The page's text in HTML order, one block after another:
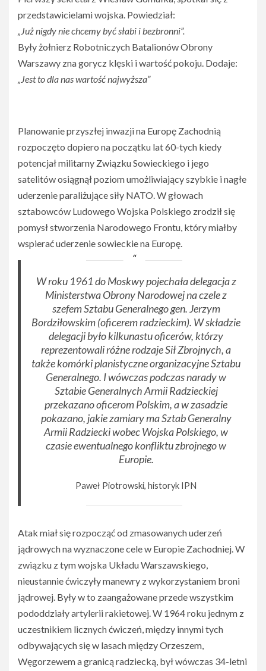
przedstawicielami wojska. Powiedział:
„Już nigdy nie chcemy być słabi i bezbronni”.
Były żołnierz Robotniczych Batalionów Obrony
Warszawy zna gorycz klęski i wartość pokoju. Dodaje:
„Jest to dla nas wartość najwyższa”
Planowanie przyszłej inwazji na Europę Zachodnią
rozpoczęto dopiero na początku lat 60-tych kiedy
potencjał militarny Związku Sowieckiego i jego
satelitów osiągnął poziom umożliwiający szybkie i nagłe
uderzenie paraliżujące siły NATO. W głowach
sztabowców Ludowego Wojska Polskiego zrodził się
pomysł stworzenia Narodowego Frontu, który miałby
wspierać uderzenie sowieckie na Europę.
W roku 1961 do Moskwy pojechała delegacja z
Ministerstwa Obrony Narodowej na czele z
szefem Sztabu Generalnego gen. Jerzym
Bordziłowskim (oficerem radzieckim). W składzie
delegacji było kilkunastu oficerów, którzy
reprezentowali różne rodzaje Sił Zbrojnych, a
także komórki planistyczne organizacyjne Sztabu
Generalnego. I wówczas podczas narady w
Sztabie Generalnych Armii Radzieckiej
przekazano oficerom Polskim, a w zasadzie
pokazano, jakie zamiary ma Sztab Generalny
Armii Radziecki wobec Wojska Polskiego, w
czasie ewentualnego konfliktu zbrojnego w
Europie.
Paweł Piotrowski, historyk IPN
Atak miał się rozpocząć od zmasowanych uderzeń
jądrowych na wyznaczone cele w Europie Zachodniej. W
związku z tym wojska Układu Warszawskiego,
nieustannie ćwiczyły manewry z wykorzystaniem broni
jądrowej. Były w to zaangażowane przede wszystkim
pododdziały artylerii rakietowej. W 1964 roku jednym z
uczestnikiem licznych ćwiczeń, między innymi tych
odbywających się w lasach między Orzeszem,
Węgorzewem a granicą radziecką, był wówczas 34-letni